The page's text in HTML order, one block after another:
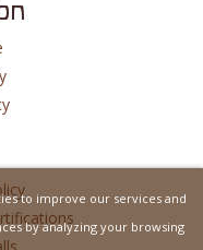
to improve our services and
by analyzing your browsing